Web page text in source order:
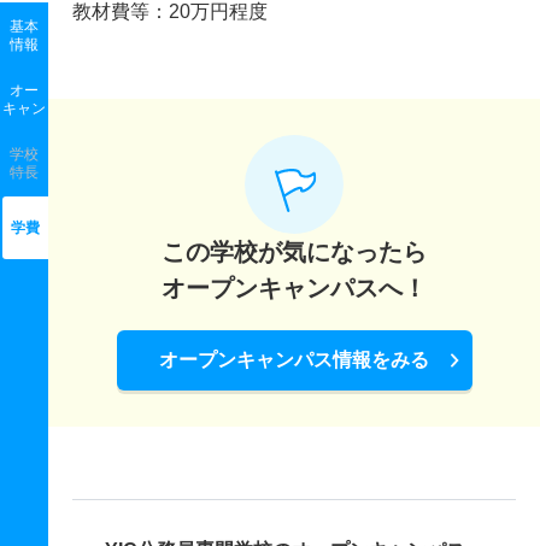
基本
情報
オー
キャン
学校
特長
学費
教材費等：20万円程度
この学校が気になったら
オープンキャンパスへ！
オープンキャンパス情報をみる